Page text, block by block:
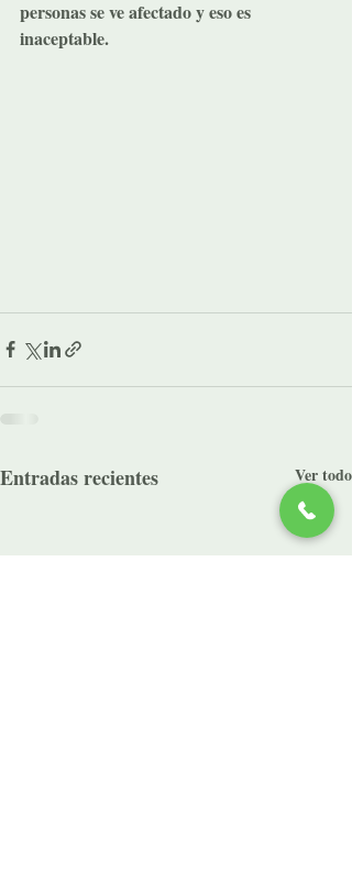
personas se ve afectado y eso es
inaceptable.
Entradas recientes Ver todo